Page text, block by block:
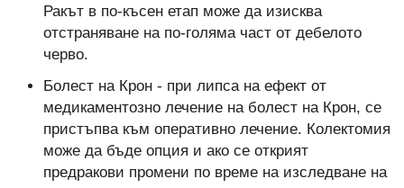
Ракът в по-късен етап може да изисква
отстраняване на по-голяма част от дебелото
черво.
Болест на Крон - при липса на ефект от
медикаментозно лечение на болест на Крон, се
пристъпва към оперативно лечение. Колектомия
може да бъде опция и ако се открият
предракови промени по време на изследване на